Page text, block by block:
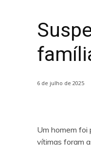
6 de julho de 2025
Um homem
vítimas foram